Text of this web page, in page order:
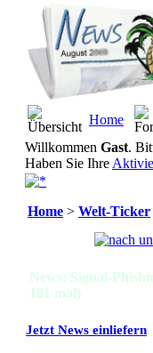
Home
Willkommen Gast.
Haben Sie Ihre
Home > Welt-Ticker
News: Signal-
181 mal)
Jetzt News einliefern